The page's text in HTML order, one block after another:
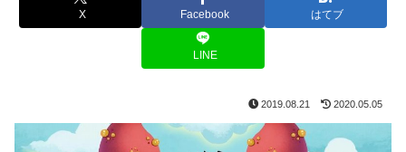
X Facebook はてブ
LINE
2019.08.21 2020.05.05